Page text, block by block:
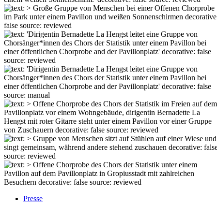
Presse